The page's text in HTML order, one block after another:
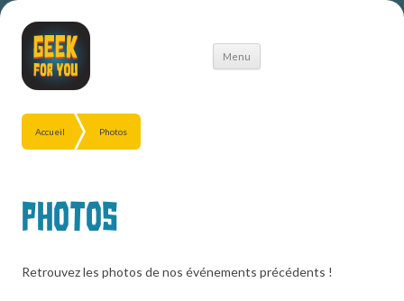
Menu
Aller
Accueil Photos
Photos
Retrouvez les photos de nos événements précédents !